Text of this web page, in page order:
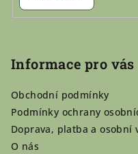
Informace pro vás
Obchodní podmínky
Podmínky ochrany
Doprava, platba a osobní
O nás